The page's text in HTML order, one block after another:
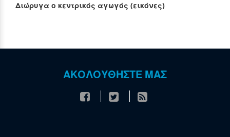
Διώρυγα ο κεντρικός αγωγός (εικόνες)
ΑΚΟΛΟΥΘΗΣΤΕ ΜΑΣ